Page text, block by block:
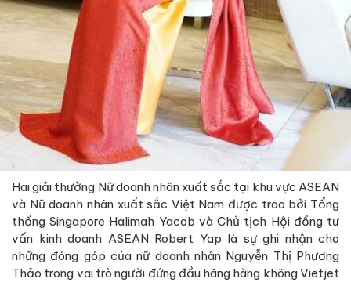
Hai giải thưởng Nữ doanh nhân xuất sắc tại khu vực ASEAN
và Nữ doanh nhân xuất sắc Việt Nam được trao bởi Tổng
thống Singapore Halimah Yacob và Chủ tịch Hội đồng tư
vấn kinh doanh ASEAN Robert Yap là sự ghi nhận cho
những đóng góp của nữ doanh nhân Nguyễn Thị Phương
Thảo trong vai trò người đứng đầu hãng hàng không Vietjet